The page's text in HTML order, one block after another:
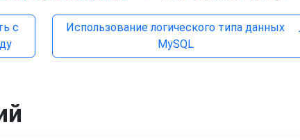
с
Использование логического типа данных
MySQL